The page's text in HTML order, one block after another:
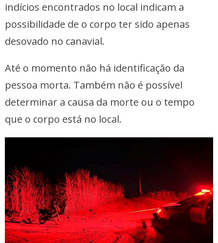
indícios encontrados no local indicam a
possibilidade de o corpo ter sido apenas
desovado no canavial.
Até o momento não há identificação da
pessoa morta. Também não é possível
determinar a causa da morte ou o tempo
que o corpo está no local.